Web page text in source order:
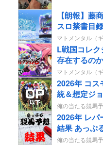
【朗報】藤
スロ禁書目
楽曲（
公開される！
マトメンタル（
L戦国コレ
存在するの
も…
マトメンタル（
2026年 コス
統＆想定ジ
俺の当たる競馬
2026年 レパ
結果 あっぷ
俺の当たる競馬